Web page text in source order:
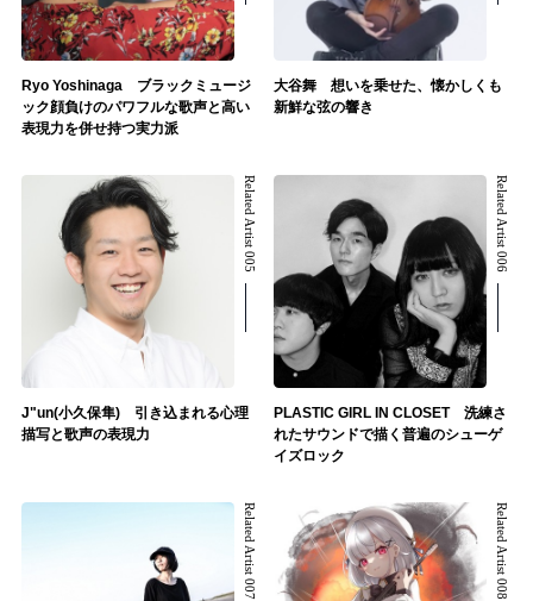
Ryo Yoshinaga ブラックミュージ
ック顔負けのパワフルな歌声と高い
表現力を併せ持つ実力派
大谷舞 想いを乗せた、懐かしくも
新鮮な弦の響き
Related Artist 005
J"un(小久保隼) 引き込まれる心理
描写と歌声の表現力
Related Artist 006
PLASTIC GIRL IN CLOSET 洗練さ
れたサウンドで描く普遍のシューゲ
イズロック
Related Artist 007 Related Artist 008